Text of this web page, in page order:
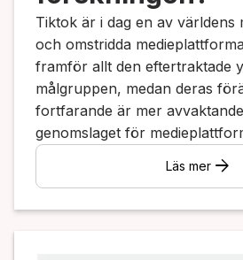
Tiktok är i dag en av världens
och omstridda
framför allt den eftertraktade
målgruppen, medan deras
fortfarande är mer
genomslaget för
lekfullhet, humor och ett rappt
debatten lyfts däremot ofta
Läs merarrow_forward